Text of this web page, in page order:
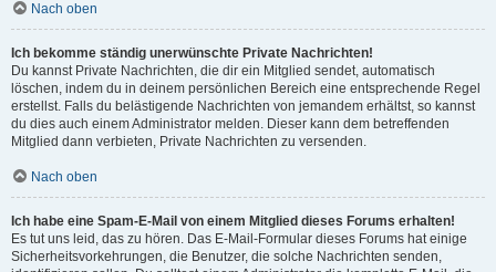
Nach oben
Ich bekomme ständig unerwünschte Private Nachrichten!
Du kannst Private Nachrichten, die dir ein Mitglied sendet, automatisch
löschen, indem du in deinem persönlichen Bereich eine entsprechende Regel
erstellst. Falls du belästigende Nachrichten von jemandem erhältst, so kannst
du dies auch einem Administrator melden. Dieser kann dem betreffenden
Mitglied dann verbieten, Private Nachrichten zu versenden.
Nach oben
Ich habe eine Spam-E-Mail von einem Mitglied dieses Forums erhalten!
Es tut uns leid, das zu hören. Das E-Mail-Formular dieses Forums hat einige
Sicherheitsvorkehrungen, die Benutzer, die solche Nachrichten senden,